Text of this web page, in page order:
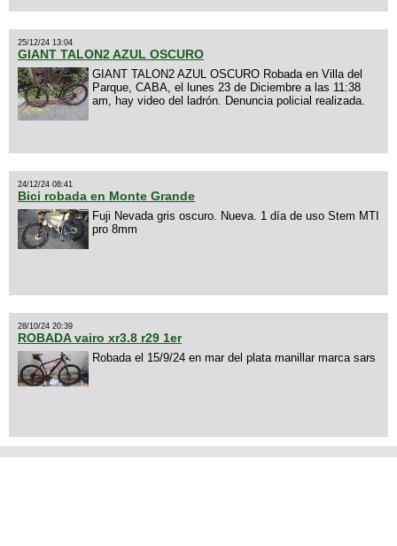
25/12/24 13:04
GIANT TALON2 AZUL OSCURO
GIANT TALON2 AZUL OSCURO Robada en Villa del
Parque, CABA, el lunes 23 de Diciembre a las 11:38
am, hay video del ladrón. Denuncia policial realizada.
24/12/24 08:41
Bici robada en Monte Grande
Fuji Nevada gris oscuro. Nueva. 1 día de uso Stem MTI
pro 8mm
28/10/24 20:39
ROBADA vairo xr3.8 r29 1er
Robada el 15/9/24 en mar del plata manillar marca sars